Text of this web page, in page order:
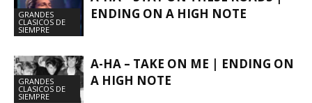
GRANDES
CLASICOS DE
SIEMPRE
ENDING ON A HIGH NOTE
GRANDES
CLASICOS DE
SIEMPRE
A-HA – TAKE ON ME | ENDING ON
A HIGH NOTE